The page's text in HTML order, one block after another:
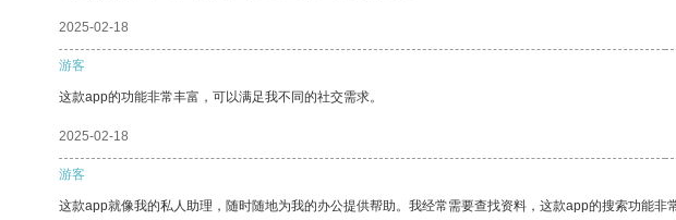
2025-02-18
游客
这款app的功能非常丰富，可以满足我不同的社交需求。
2025-02-18
游客
这款app就像我的私人助理，随时随地为我的办公提供帮助。我经常需要查找资料，这款app的搜索功能非